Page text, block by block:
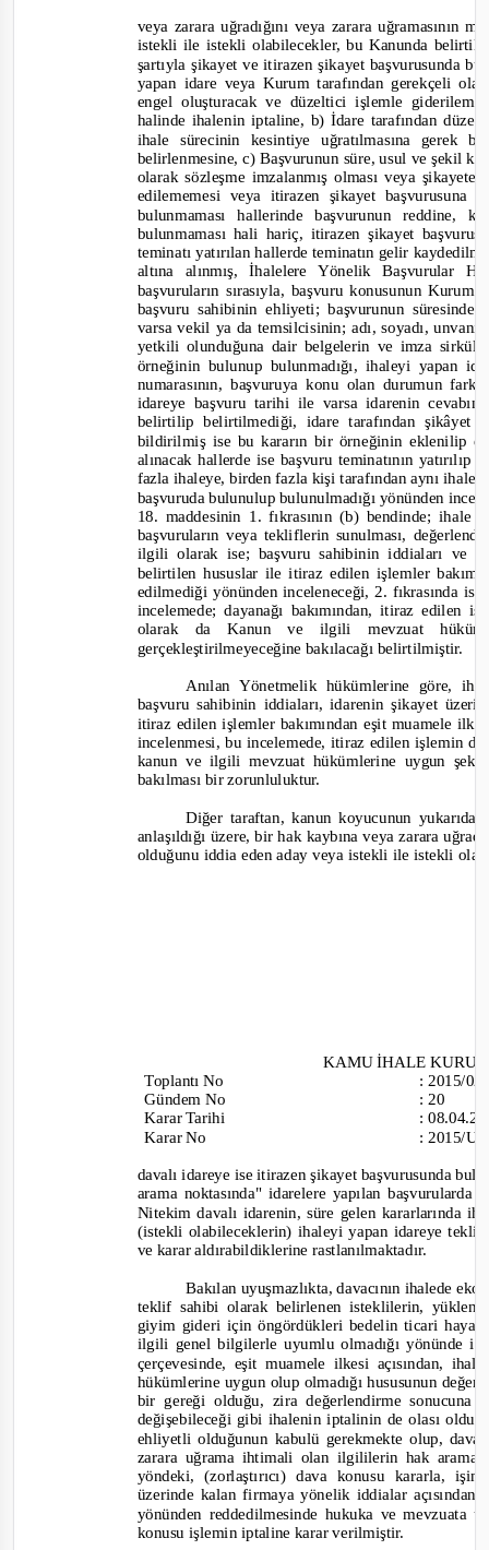
veya zarara uğradığını veya zarara
istekli ile istekli olabilecekler,bu Kanunda
şartıyla şikayet ve itirazen şikayet başvurusunda
yapan idare veya Kurum tarafından gerekçeli
engel oluşturacak ve düzeltici işlemle
halinde ihalenin iptaline, b) İdare tarafından
ihale sürecinin kesintiye uğratılmasına gerek
belirlenmesine, c) Başvurunun süre, usul ve şekil
olarak sözleşme imzalanmış olması veya
edilememesi veya itirazen şikayet
bulunmaması hallerinde başvurunun
bulunmaması hali hariç, itirazen şikayet
teminatı yatırılan hallerde teminatın gelir
altına alınmış, İhalelere Yönelik Başvurular
başvuruların sırasıyla, başvuru konusunun
başvuru sahibinin ehliyeti; başvurunun süresinde
varsa vekil ya da temsilcisinin; adı, soyadı,
yetkili olunduğuna dair belgelerin ve imza
örneğinin bulunup bulunmadığı, ihaleyi yapan
numarasının, başvuruya konu olan durumun
idareye başvuru tarihi ile varsa idarenin
belirtilip belirtilmediği, idare tarafından şikâyet
bildirilmiş ise bu kararın bir örneğinin eklenilip
alınacak hallerde ise başvuru teminatının yatırılıp
fazla ihaleye, birden fazla kişi tarafından aynı
başvuruda bulunulup bulunulmadığı yönünden
18. maddesinin 1. fıkrasının (b) bendinde;
başvuruların veya tekliflerin sunulması,
ilgili olarak ise; başvuru sahibinin iddiaları ve
belirtilen hususlar ile itiraz edilen işlemler
edilmediği yönünden inceleneceği, 2. fıkrasında
incelemede; dayanağı bakımından, itiraz
olarak da Kanun ve ilgili mevzuat
gerçekleştirilmeyeceğine bakılacağı belirtilmiştir.
Anılan Yönetmelik hükümlerine göre,
başvuru sahibinin iddiaları, idarenin şikayet
itiraz edilen işlemler bakımından eşit muamele
incelenmesi, bu incelemede, itiraz edilen işlemin
kanun ve ilgili mevzuat hükümlerine uygun
bakılması bir zorunluluktur.
Diğer taraftan, kanun koyucunun
anlaşıldığı üzere, bir hak kaybına veya zarara
olduğunu iddia eden aday veya istekli ile istekli
KAMU İHALE
ToplantıNo
Gündem No
Karar Tarihi
Karar No
: 2015/
: 20
:
: 2015/
davalı idareye ise itirazen şikayet başvurusunda
arama noktasında" idarelere yapılan başvurularda
Nitekim davalı idarenin, süre gelen kararlarında
(istekli olabileceklerin) ihaleyi yapan idareye
ve karar aldırabildiklerine rastlanılmaktadır.
Bakılan uyuşmazlıkta, davacının ihalede
teklif sahibi olarak belirlenen isteklilerin,
giyim gideri için öngördükleri bedelin ticari
ilgili genel bilgilerle uyumlu olmadığı yönünde
çerçevesinde, eşit muamele ilkesi açısından,
hükümlerine uygun olup olmadığı hususunun
bir gereği olduğu, zira değerlendirme
değişebileceği gibi ihalenin iptalinin de olası
ehliyetli olduğunun kabulü gerekmekte olup,
zarara uğrama ihtimali olan ilgililerin hak
yöndeki, (zorlaştırıcı) dava konusu kararla,
üzerinde kalan firmaya yönelik iddialar
yönünden reddedilmesinde hukuka ve mevzuata
konusu işlemin iptaline karar verilmiştir.